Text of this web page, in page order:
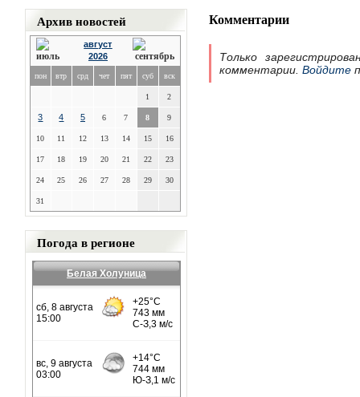
Архив новостей
август
2026
пон втр срд чет пят суб вск
1 2
3 4 5 6 7 8 9
10 11 12 13 14 15 16
17 18 19 20 21 22 23
24 25 26 27 28 29 30
31
Погода в регионе
Белая Холуница
Комментарии
Только
комментарии. Войдите